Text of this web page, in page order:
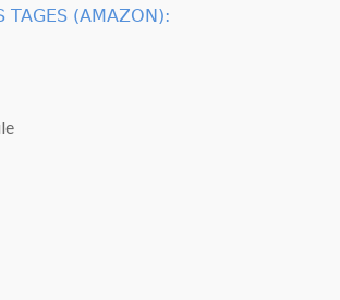
TAGES (AMAZON):